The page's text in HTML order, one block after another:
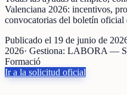
Valenciana 2026: incentivos,
convocatorias del boletín
Publicado el 19 de junio de
2026· Gestiona: LABORA —
Formació
Ir a la solicitud oficial